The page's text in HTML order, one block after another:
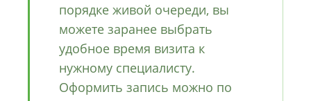
порядке живой очереди, вы
можете заранее выбрать
удобное время визита к
нужному специалисту.
Оформить запись можно по